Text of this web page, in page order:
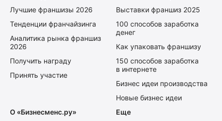
Лучшие франшизы 2026
Тенденции франчайзинга
Аналитика рынка франшиз
2026
Получить награду
Принять участие
Выставки франшиз 2025
100 способов заработка
денег
Как упаковать франшизу
150 способов заработка
в интернете
Бизнес идеи производства
Новые бизнес идеи
О «Бизнесменс.ру»
Еще